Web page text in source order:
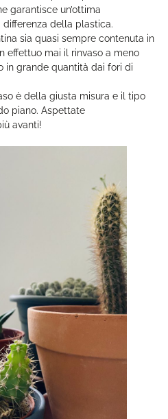
garantisce un’ottima
della plastica.
sia quasi sempre contenuta in
effettuo mai il rinvaso a meno
in grande quantità dai fori di
è della giusta misura e il tipo
piano. Aspettate
avanti!